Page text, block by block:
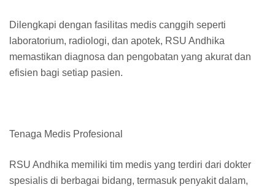
Dilengkapi dengan fasilitas medis canggih seperti
laboratorium, radiologi, dan apotek, RSU Andhika
memastikan diagnosa dan pengobatan yang akurat dan
efisien bagi setiap pasien.
Tenaga Medis Profesional
RSU Andhika memiliki tim medis yang terdiri dari dokter
spesialis di berbagai bidang, termasuk penyakit dalam,